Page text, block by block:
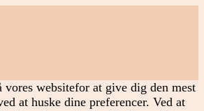
vores websitefor at give dig den mest
at huske dine preferencer. Ved at